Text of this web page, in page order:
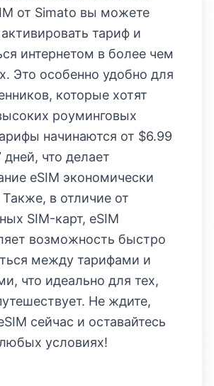
от Simato вы можете
тариф и
интернетом в более чем
Это особенно удобно для
которые хотят
роуминговых
начинаются от $6.99
дней, что делает
eSIM экономически
в отличие от
SIM-карт, eSIM
возможность быстро
между тарифами и
что идеально для тех,
Не ждите,
сейчас и оставайтесь
условиях!